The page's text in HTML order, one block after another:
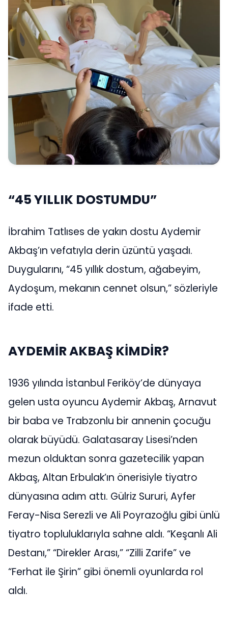
“45 YILLIK DOSTUMDU”
İbrahim Tatlıses de yakın dostu Aydemir
Akbaş’ın vefatıyla derin üzüntü yaşadı.
Duygularını, “45 yıllık dostum, ağabeyim,
Aydoşum, mekanın cennet olsun,” sözleriyle
ifade etti.
AYDEMİR AKBAŞ KİMDİR?
1936 yılında İstanbul Feriköy’de dünyaya
gelen usta oyuncu Aydemir Akbaş, Arnavut
bir baba ve Trabzonlu bir annenin çocuğu
olarak büyüdü. Galatasaray Lisesi’nden
mezun olduktan sonra gazetecilik yapan
Akbaş, Altan Erbulak’ın önerisiyle tiyatro
dünyasına adım attı. Gülriz Sururi, Ayfer
Feray-Nisa Serezli ve Ali Poyrazoğlu gibi ünlü
tiyatro topluluklarıyla sahne aldı. “Keşanlı Ali
Destanı,” “Direkler Arası,” “Zilli Zarife” ve
“Ferhat ile Şirin” gibi önemli oyunlarda rol
aldı.